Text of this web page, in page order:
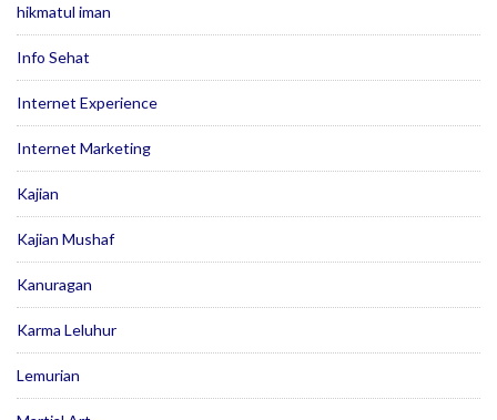
hikmatul iman
Info Sehat
Internet Experience
Internet Marketing
Kajian
Kajian Mushaf
Kanuragan
Karma Leluhur
Lemurian